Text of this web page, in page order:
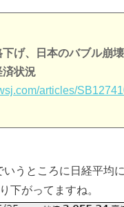
下げ、日本のバブル崩
済状況
articles/
いうところに日経平均
下がってますね。